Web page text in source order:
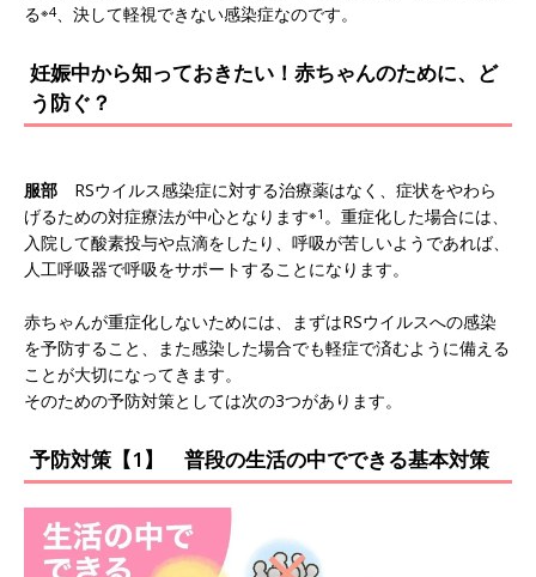
る※4、決して軽視できない感染症なのです。
妊娠中から知っておきたい！赤ちゃんのために、ど
う防ぐ？
服部 RSウイルス感染症に対する治療薬はなく、症状をやわら
げるための対症療法が中心となります※1 。重症化した場合には、
入院して酸素投与や点滴をしたり、呼吸が苦しいようであれば、
人工呼吸器で呼吸をサポートすることになります。
赤ちゃんが重症化しないためには、まずはRSウイルスへの感染
を予防すること、また感染した場合でも軽症で済むように備える
ことが大切になってきます。
そのための予防対策としては次の3つがあります。
予防対策【1】 普段の生活の中でできる基本対策